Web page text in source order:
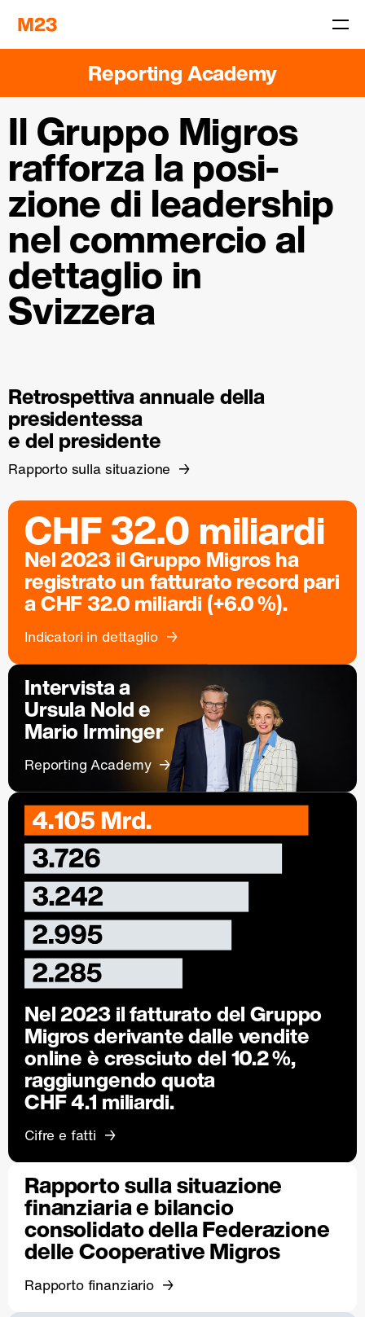
Reporting Academy
­
Il Gruppo Migros
rafforza la posi­
zione di leadership
nel commercio al
detta­glio in
Svizzera
Retrospettiva annuale della
presidentessa
e del presidente
Rapporto sulla situazione
CHF 32.0 miliardi
Nel 2023 il Gruppo Migros ha
registrato un fatturato record pari
a CHF 32.0 miliardi (+6.0 %).
Indicatori in dettaglio
Intervista a
Ursula Nold e
Mario Irminger
Reporting Academy
Nel 2023 il fatturato del Gruppo
Migros derivante dalle vendite
online è cresciuto del 10.2 %,
raggiungendo quota
CHF 4.1 miliardi.
Cifre e fatti
Rapporto sulla situazione
finanziaria e bilancio
consolidato della Federazione
delle Cooperative Migros
Rapporto finanziario